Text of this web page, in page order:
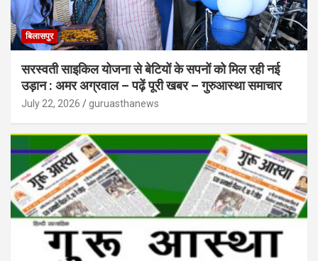
बिलासपुर
सरस्वती साइकिल योजना से बेटियों के सपनों को मिल रही नई
उड़ान : अमर अग्रवाल – पढ़ें पूरी खबर – गुरुआस्था समाचार
July 22, 2026 guruasthanews